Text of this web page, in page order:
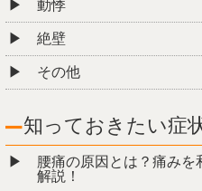
知っておきたい症
腰痛の原因とは？痛みを
解説！
脊柱管狭窄症に効果的な
続で変わる！
すべり症でやってはいけ
らげる方法を紹介